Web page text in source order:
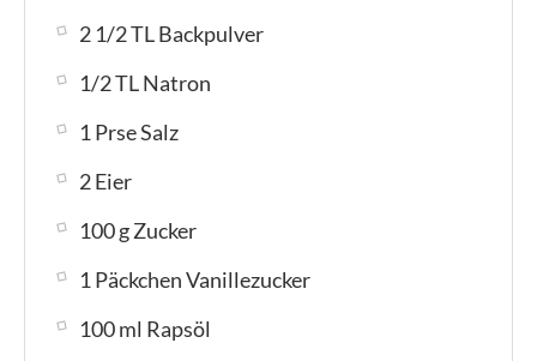
2 1/2 TL Backpulver
1/2 TL Natron
1 Prse Salz
2 Eier
100 g Zucker
1 Päckchen Vanillezucker
100 ml Rapsöl